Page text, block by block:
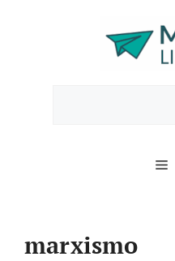
marxismo